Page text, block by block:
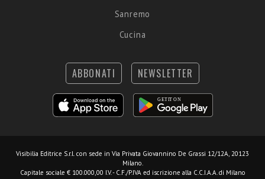
Sanremo
Cucina
ABBONATI NEWSLETTER
Visibilia Editrice S.r.l. con sede in Via Privata Giovannino De Grassi 12/12A, 20123
Milano.
Capitale sociale € 100.000,00 I.V. - C.F./P.IVA ed iscrizione alla C.C.I.A.A. di Milano